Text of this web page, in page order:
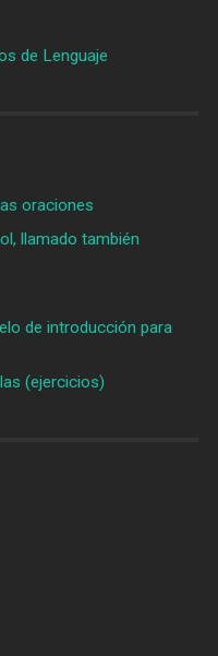
de Lenguaje
oraciones
llamado también
de introducción para
(ejercicios)